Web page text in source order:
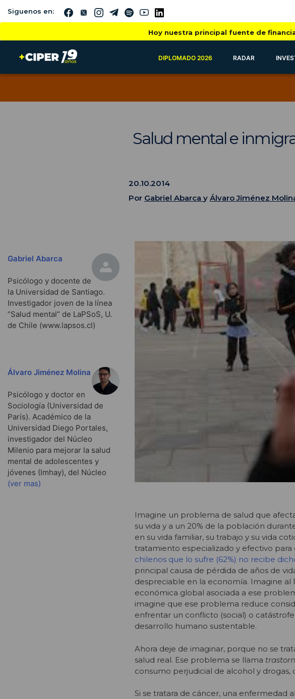
Siguenos en:
Hoy nuestra principal fuente de
DIPLOMADO 2026 RADAR
Salud mental e
20.10.2014
Por Gabriel Abarca y Álvaro Jiménez
Gabriel Abarca
Psicólogo y docente de
la Universidad de Santiago.
Investigador joven de la línea
“Salud mental” de LaPSoS, U.
de Chile (www.lapsos.cl)
Álvaro Jiménez Molina
Psicólogo y doctor en
Sociología (Universidad de
París). Académico de la
Universidad Diego Portales,
investigador del Núcleo
Milenio para mejorar la salud
mental de adolescentes y
jóvenes (Imhay), del Núcleo
(ver mas)
Imagine un problema de salud que
su vida y a un 20% de la población
en su vida familiar, su trabajo y su vida
tratamiento especializado y efectivo
chilenos que lo sufre (62%) no recibe
principal causa de pérdida de años de
despreciable en la economía. Imagine
económica global asociada a ese
imagine que ese problema reduce
enfrentar un conflicto (social) o
desarrollo humano sustentable.
Ahora deje de imaginar, porque no se
salud real. Ese problema se llama
consumo perjudicial de alcohol y drogas,
Si se tratara de cáncer, una